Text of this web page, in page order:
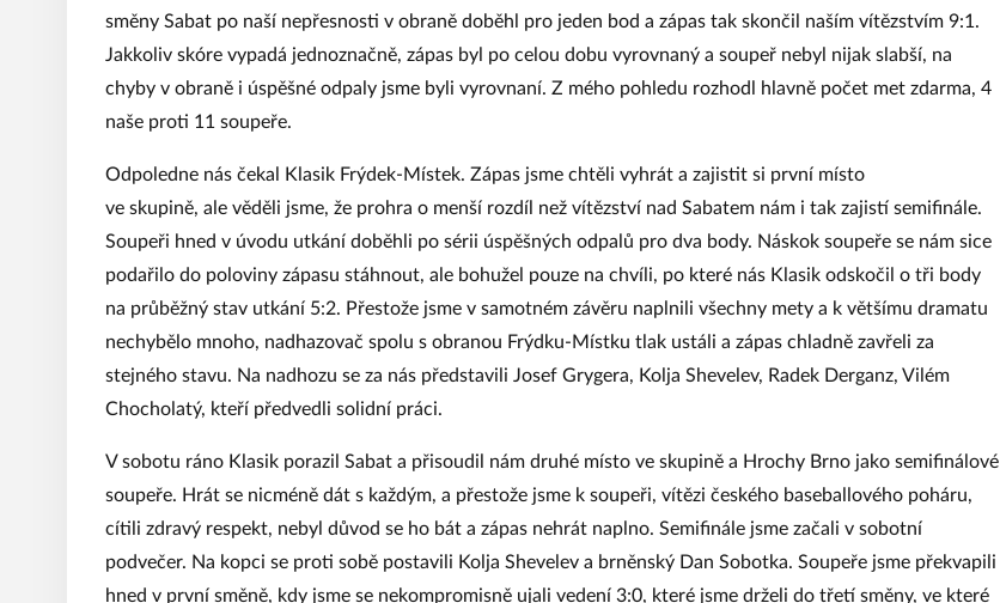
směny Sabat po naší nepřesnosti v obraně doběhl pro jeden bod a zápas tak skončil naším vítězstvím 9:1.
Jakkoliv skóre vypadá jednoznačně, zápas byl po celou dobu vyrovnaný a soupeř nebyl nijak slabší, na
chyby v obraně i úspěšné odpaly jsme byli vyrovnaní. Z mého pohledu rozhodl hlavně počet met zdarma, 4
naše proti 11 soupeře.
Odpoledne nás čekal Klasik Frýdek-Místek. Zápas jsme chtěli vyhrát a zajistit si první místo
ve skupině, ale věděli jsme, že prohra o menší rozdíl než vítězství nad Sabatem nám i tak zajistí semifinále.
Soupeři hned v úvodu utkání doběhli po sérii úspěšných odpalů pro dva body. Náskok soupeře se nám sice
podařilo do poloviny zápasu stáhnout, ale bohužel pouze na chvíli, po které nás Klasik odskočil o tři body
na průběžný stav utkání 5:2. Přestože jsme v samotném závěru naplnili všechny mety a k většímu dramatu
nechybělo mnoho, nadhazovač spolu s obranou Frýdku-Místku tlak ustáli a zápas chladně zavřeli za
stejného stavu. Na nadhozu se za nás představili Josef Grygera, Kolja Shevelev, Radek Derganz, Vilém
Chocholatý, kteří předvedli solidní práci.
V sobotu ráno Klasik porazil Sabat a přisoudil nám druhé místo ve skupině a Hrochy Brno jako semifinálové
soupeře. Hrát se nicméně dát s každým, a přestože jsme k soupeři, vítězi českého baseballového poháru,
cítili zdravý respekt, nebyl důvod se ho bát a zápas nehrát naplno. Semifinále jsme začali v sobotní
podvečer. Na kopci se proti sobě postavili Kolja Shevelev a brněnský Dan Sobotka. Soupeře jsme překvapili
hned v první směně, kdy jsme se nekompromisně ujali vedení 3:0, které jsme drželi do třetí směny, ve které